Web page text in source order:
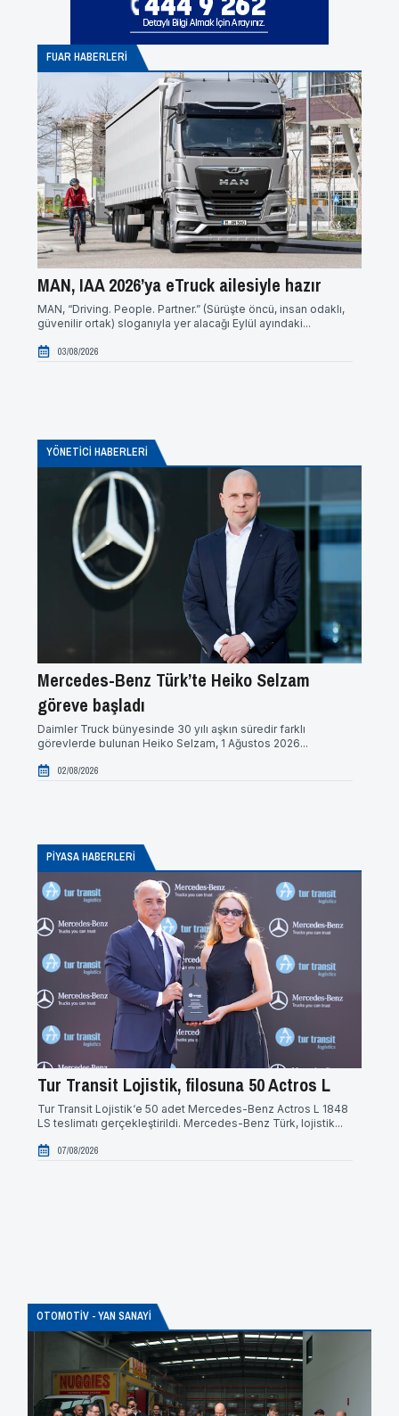
FUAR HABERLERI
MAN, IAA 2026’ya eTruck ailesiyle hazır
MAN, “Driving. People. Partner.” (Sürüşte öncü, insan odaklı,
güvenilir ortak) sloganıyla yer alacağı Eylül ayındaki...
03/08/2026
YÖNETICI HABERLERI
Mercedes-Benz Türk’te Heiko Selzam
göreve başladı
Daimler Truck bünyesinde 30 yılı aşkın süredir farklı
görevlerde bulunan Heiko Selzam, 1 Ağustos 2026...
02/08/2026
PİYASA HABERLERI
Tur Transit Lojistik, filosuna 50 Actros L
Tur Transit Lojistik‘e 50 adet Mercedes-Benz Actros L 1848
LS teslimatı gerçekleştirildi. Mercedes-Benz Türk, lojistik...
07/08/2026
OTOMOTİV - YAN SANAYİ